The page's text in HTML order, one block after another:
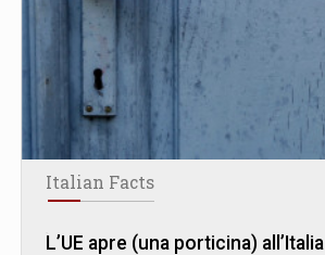
Italian Facts
L’UE apre (una porticina) all’Italia